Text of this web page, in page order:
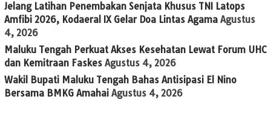
Jelang Latihan Penembakan Senjata Khusus TNI Latops
Amfibi 2026, Kodaeral IX Gelar Doa Lintas Agama Agustus
4, 2026
Maluku Tengah Perkuat Akses Kesehatan Lewat Forum UHC
dan Kemitraan Faskes Agustus 4, 2026
Wakil Bupati Maluku Tengah Bahas Antisipasi El Nino
Bersama BMKG Amahai Agustus 4, 2026